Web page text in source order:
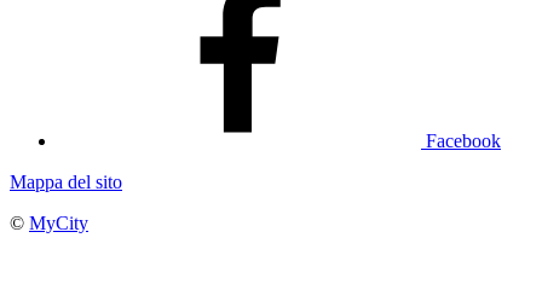
Facebook
Mappa del sito
© MyCity